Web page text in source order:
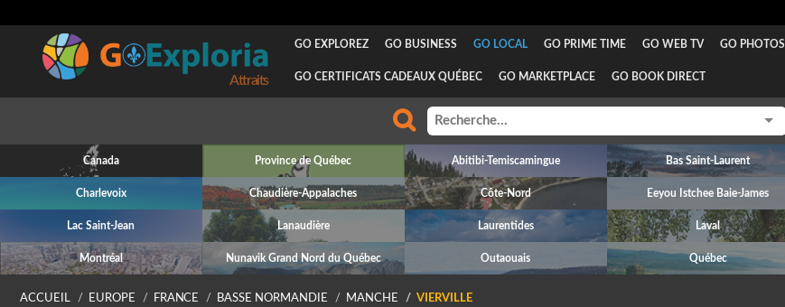
Attraits
GO EXPLOREZ GO BUSINESS GO LOCAL GO PRIME TIME GO WEB TV GO PHOTOS
GO CERTIFICATS CADEAUX QUÉBEC GO MARKETPLACE GO BOOK DIRECT
Canada Province de Québec Abitibi-Temiscamingue Bas Saint-Laurent
Charlevoix Chaudière-Appalaches Côte-Nord Eeyou Istchee Baie-James
Lac Saint-Jean Lanaudière Laurentides Laval
Montréal Nunavik Grand Nord du Québec Outaouais Québec
ACCUEIL EUROPE FRANCE BASSE NORMANDIE MANCHE VIERVILLE